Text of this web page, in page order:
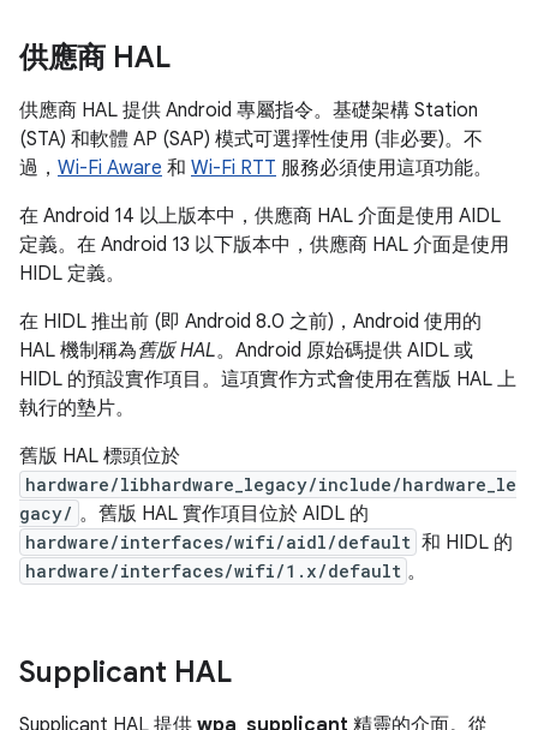
供應商 HAL
供應商 HAL 提供 Android 專屬指令。基礎架構 Station
(STA) 和軟體 AP (SAP) 模式可選擇性使用 (非必要)。不
過， Wi-Fi Aware 和 Wi-Fi RTT 服務必須使用這項功能。
在 Android 14 以上版本中，供應商 HAL 介面是使用 AIDL
定義。在 Android 13 以下版本中，供應商 HAL 介面是使用
HIDL 定義。
在 HIDL 推出前 (即 Android 8.0 之前)，Android 使用的
HAL 機制稱為舊版 HAL。Android 原始碼提供 AIDL 或
HIDL 的預設實作項目。這項實作方式會使用在舊版 HAL 上
執行的墊片。
舊版 HAL 標頭位於
hardware/libhardware_legacy/include/hardware_le
gacy/ 。舊版 HAL 實作項目位於 AIDL 的
hardware/interfaces/wifi/aidl/default 和 HIDL 的
hardware/interfaces/wifi/1.x/default 。
Supplicant HAL
Supplicant HAL 提供 wpa_supplicant 精靈的介面。從